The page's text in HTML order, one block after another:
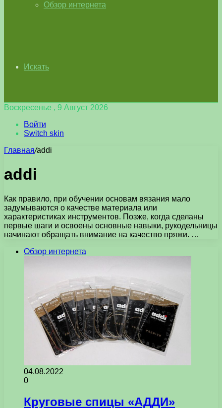
Обзор интернета
Искать
Воскресенье , 9 Август 2026
Войти
Switch skin
Главная/addi
addi
Как правило, при обучении основам вязания мало
задумываются о качестве материала или
характеристиках инструментов. Позже, когда сделаны
первые шаги и освоены основные навыки, рукодельницы
начинают обращать внимание на качество пряжи. …
Обзор интернета
04.08.2022
0
Круговые спицы «АДДИ»